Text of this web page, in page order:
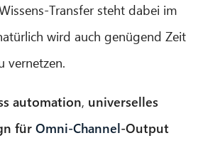
Transfer steht dabei im
wird auch genügend Zeit
vernetzen.
automation, universelles
fürOmni-Channel-Output